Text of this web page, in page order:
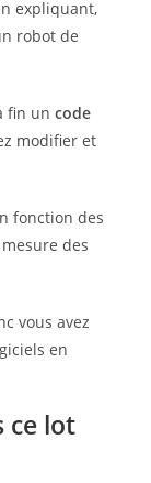
expliquant,
robot de
fin uncode
modifier et
fonction des
des
vous avez
en
ce lot